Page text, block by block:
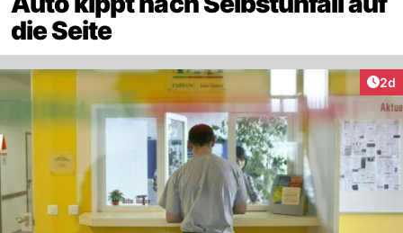
die Seite
2d